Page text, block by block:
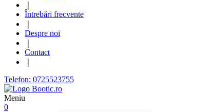
Întrebări frecvente
Despre noi
Contact
Telefon: 0725523755
Meniu
0